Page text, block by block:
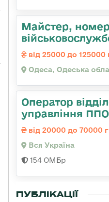
Майстер,
від 25000 до 125000
Одеса, Одеська
Оператор
управління
від 20000 до 70000
Вся Україна
154 ОМБр
ПУБЛІКАЦІЇ